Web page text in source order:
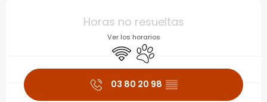
Horarios y datos de
Horas no resueltas
Ver los horarios
Wifi Se aceptan animales
03 80 20 98 ▒▒